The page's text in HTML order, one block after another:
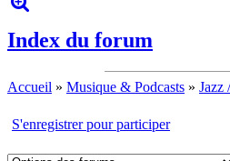
Index du forum
Accueil » Musique & Podcasts » Jazz
S'enregistrer pour participer